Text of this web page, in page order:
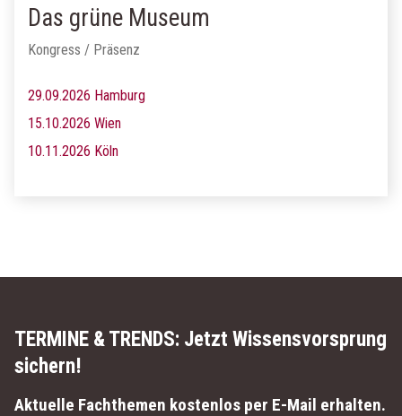
Das grüne Museum
Kongress / Präsenz
29.09.2026 Hamburg
15.10.2026 Wien
10.11.2026 Köln
TERMINE & TRENDS: Jetzt Wissensvorsprung
sichern!
Aktuelle Fachthemen kostenlos per E-Mail erhalten.